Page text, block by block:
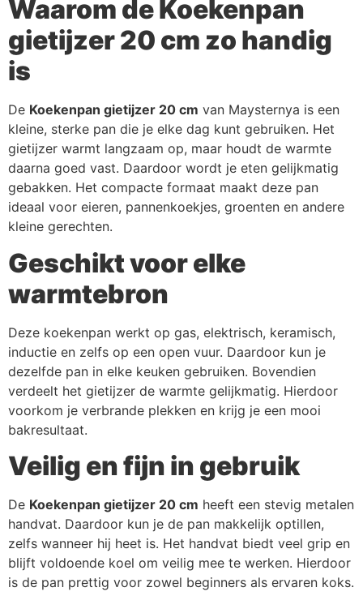
Waarom de Koekenpan
gietijzer 20 cm zo handig
is
De Koekenpan gietijzer 20 cm van Maysternya is een
kleine, sterke pan die je elke dag kunt gebruiken. Het
gietijzer warmt langzaam op, maar houdt de warmte
daarna goed vast. Daardoor wordt je eten gelijkmatig
gebakken. Het compacte formaat maakt deze pan
ideaal voor eieren, pannenkoekjes, groenten en andere
kleine gerechten.
Geschikt voor elke
warmtebron
Deze koekenpan werkt op gas, elektrisch, keramisch,
inductie en zelfs op een open vuur. Daardoor kun je
dezelfde pan in elke keuken gebruiken. Bovendien
verdeelt het gietijzer de warmte gelijkmatig. Hierdoor
voorkom je verbrande plekken en krijg je een mooi
bakresultaat.
Veilig en fijn in gebruik
De Koekenpan gietijzer 20 cm heeft een stevig metalen
handvat. Daardoor kun je de pan makkelijk optillen,
zelfs wanneer hij heet is. Het handvat biedt veel grip en
blijft voldoende koel om veilig mee te werken. Hierdoor
is de pan prettig voor zowel beginners als ervaren koks.